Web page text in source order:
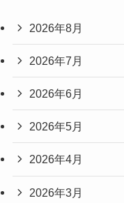
2026年8月
2026年7月
2026年6月
2026年5月
2026年4月
2026年3月